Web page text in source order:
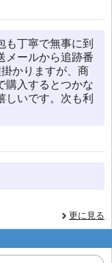
も丁寧で無事に到
メールから追跡番
かりますが、商
購入するとつかな
しいです。次も利
更に見る